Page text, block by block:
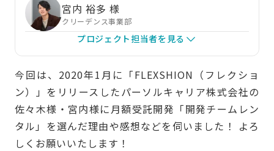
宮内 裕多 様
クリーデンス事業部
プロジェクト担当者を見る
今回は、2020年1月に「FLEXSHION（フレクショ
ン）」をリリースしたパーソルキャリア株式会社の
佐々木様・宮内様に月額受託開発「開発チームレン
タル」を選んだ理由や感想などを伺いました！ よろ
しくお願いいたします！